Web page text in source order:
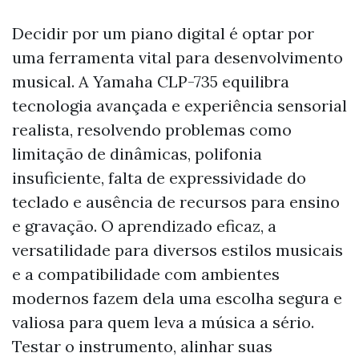
Decidir por um piano digital é optar por
uma ferramenta vital para desenvolvimento
musical. A Yamaha CLP-735 equilibra
tecnologia avançada e experiência sensorial
realista, resolvendo problemas como
limitação de dinâmicas, polifonia
insuficiente, falta de expressividade do
teclado e ausência de recursos para ensino
e gravação. O aprendizado eficaz, a
versatilidade para diversos estilos musicais
e a compatibilidade com ambientes
modernos fazem dela uma escolha segura e
valiosa para quem leva a música a sério.
Testar o instrumento, alinhar suas